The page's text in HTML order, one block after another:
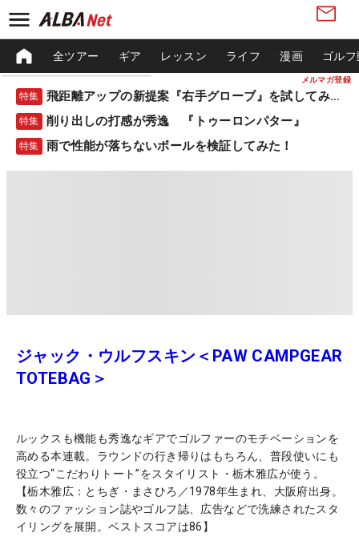
メルマガ登録
全ツアー ギア レッスン ライフ 漫画 ゴル
特集 飛距離アップの新提案『右手グローブ』を試してみた！
特集 削り出しの打感が秀逸 『トゥーロンパター』
特集 雨で性能が落ちないボールを検証してみた！
ジャック・ウルフスキン＜PAW CAMPGEAR
TOTEBAG＞
ルックスも機能も秀逸なギアでゴルファーのモチベーションを
高める本連載。ラウンドの行き帰りはもちろん、普段使いにも
役立つ“こだわりトート”をスタイリスト・栃木雅広が使う。
【栃木雅広：とちぎ・まさひろ／1978年生まれ、大阪府出身。
数々のファッション誌やゴルフ誌、広告などで洗練されたスタ
イリングを展開。ベストスコアは86】